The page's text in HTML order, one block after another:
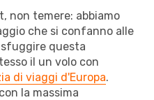
non temere: abbiamo
che si confanno alle
questa
il un volo con
di viaggi d'Europa.
la massima